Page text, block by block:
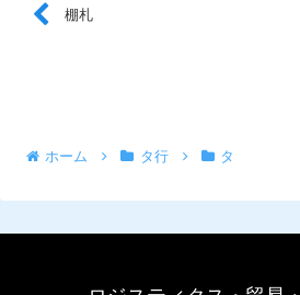
棚札
ホーム タ行 タ